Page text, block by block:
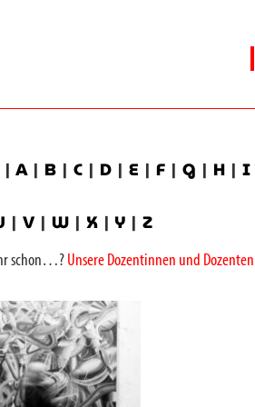
|A | B |C | D |E |F |G | H |I
|V |W |X |Y |Z
schon…? Unsere Dozentinnen und